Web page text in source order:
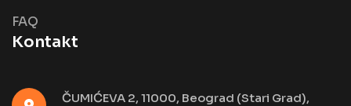
FAQ
Kontakt
ČUMIĆEVA 2, 11000, Beograd (Stari Grad),